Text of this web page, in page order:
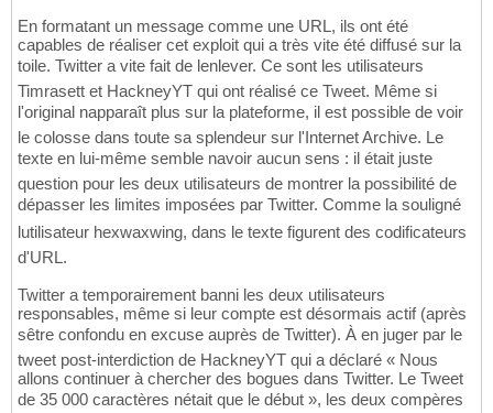
En formatant un message comme une URL, ils ont été
capables de réaliser cet exploit qui a très vite été diffusé sur la
toile. Twitter a vite fait de lenlever. Ce sont les utilisateurs
Timrasett et HackneyYT qui ont réalisé ce Tweet. Même si
l'original napparaît plus sur la plateforme, il est possible de voir
le colosse dans toute sa splendeur sur l'Internet Archive. Le
texte en lui-même semble navoir aucun sens : il était juste
question pour les deux utilisateurs de montrer la possibilité de
dépasser les limites imposées par Twitter. Comme la souligné
lutilisateur hexwaxwing, dans le texte figurent des codificateurs
d'URL.
Twitter a temporairement banni les deux utilisateurs
responsables, même si leur compte est désormais actif (après
sêtre confondu en excuse auprès de Twitter). À en juger par le
tweet post-interdiction de HackneyYT qui a déclaré « Nous
allons continuer à chercher des bogues dans Twitter. Le Tweet
de 35 000 caractères nétait que le début », les deux compères